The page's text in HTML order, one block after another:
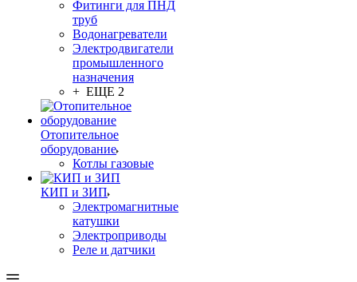
Фитинги для ПНД
труб
Водонагреватели
Электродвигатели
промышленного
назначения
+ ЕЩЕ 2
Отопительное
оборудование
Котлы газовые
КИП и ЗИП
Электромагнитные
катушки
Электроприводы
Реле и датчики